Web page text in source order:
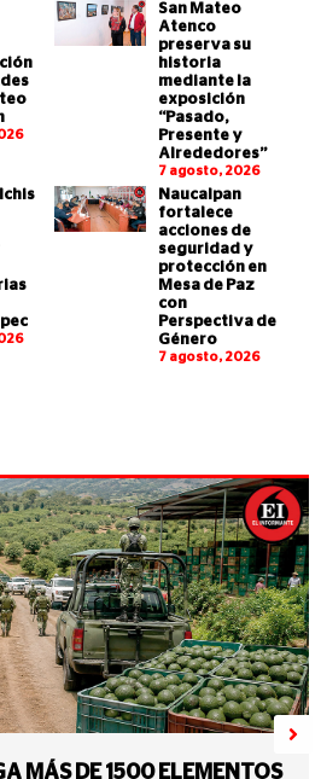
San Mateo
Atenco
preserva su
historia
mediante la
exposición
“Pasado,
Presente y
Alrededores”
7 agosto, 2026
Naucalpan
fortalece
acciones de
seguridad y
protección en
Mesa de Paz
con
Perspectiva de
Género
7 agosto, 2026
MÁS DE 1500 ELEMENTOS